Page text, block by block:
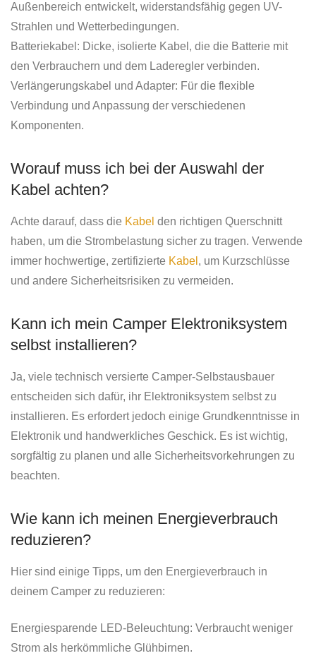
Außenbereich entwickelt, widerstandsfähig gegen UV-
Strahlen und Wetterbedingungen.
Batteriekabel: Dicke, isolierte Kabel, die die Batterie mit
den Verbrauchern und dem Laderegler verbinden.
Verlängerungskabel und Adapter: Für die flexible
Verbindung und Anpassung der verschiedenen
Komponenten.
Worauf muss ich bei der Auswahl der
Kabel achten?
Achte darauf, dass die Kabel den richtigen Querschnitt
haben, um die Strombelastung sicher zu tragen. Verwende
immer hochwertige, zertifizierte Kabel , um Kurzschlüsse
und andere Sicherheitsrisiken zu vermeiden.
Kann ich mein Camper Elektroniksystem
selbst installieren?
Ja, viele technisch versierte Camper-Selbstausbauer
entscheiden sich dafür, ihr Elektroniksystem selbst zu
installieren. Es erfordert jedoch einige Grundkenntnisse in
Elektronik und handwerkliches Geschick. Es ist wichtig,
sorgfältig zu planen und alle Sicherheitsvorkehrungen zu
beachten.
Wie kann ich meinen Energieverbrauch
reduzieren?
Hier sind einige Tipps, um den Energieverbrauch in
deinem Camper zu reduzieren:
Energiesparende LED-Beleuchtung: Verbraucht weniger
Strom als herkömmliche Glühbirnen.